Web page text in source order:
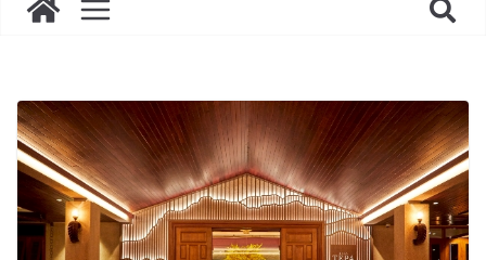
ทัศน์การศึกษาที่พร้อมรับอนาคต “เราไม่
ได้เตรียมนักเรียนเพียงเพื่อก้าวเข้าสู่
มหาวิทยาลัยเท่านั้น แต่ยังเตรียมพวก
เขาให้พร้อมเป็นผู้กำหนดอนาคต”
8.8 “ซูเลียน” รวมพลังนักธุรกิจทั่ว
ประเทศ จัดประชุมใหญ่แห่งปี พบ CEO
“ดร.ปิยะวัฒน์” ถ่ายทอดวิสัยทัศน์ธุรกิจ
พร้อมฟรีคอนเสิร์ต “โชค รถแห่” ยกวง